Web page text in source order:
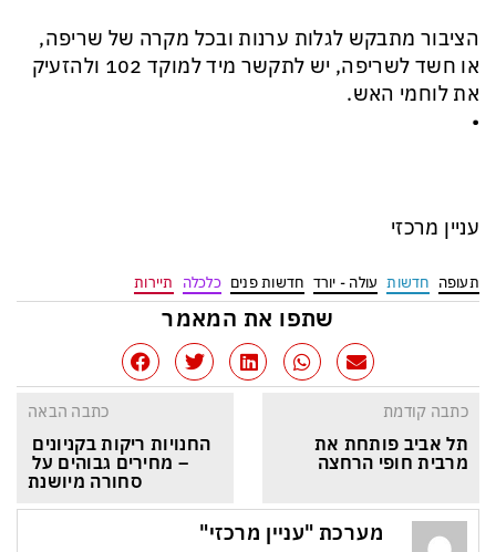
הציבור מתבקש לגלות ערנות ובכל מקרה של שריפה,
או חשד לשריפה, יש לתקשר מיד למוקד 102 ולהזעיק
את לוחמי האש.
•
עניין מרכזי
תעופה חדשות עולה - יורד חדשות פנים כלכלה תיירות
שתפו את המאמר
כתבה קודמת
תל אביב פותחת את
מרבית חופי הרחצה
כתבה הבאה
החנויות ריקות בקניונים
– מחירים גבוהים על
סחורה מיושנת
מערכת "עניין מרכזי"